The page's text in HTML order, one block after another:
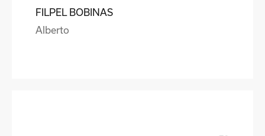
FILPEL BOBINAS
Alberto